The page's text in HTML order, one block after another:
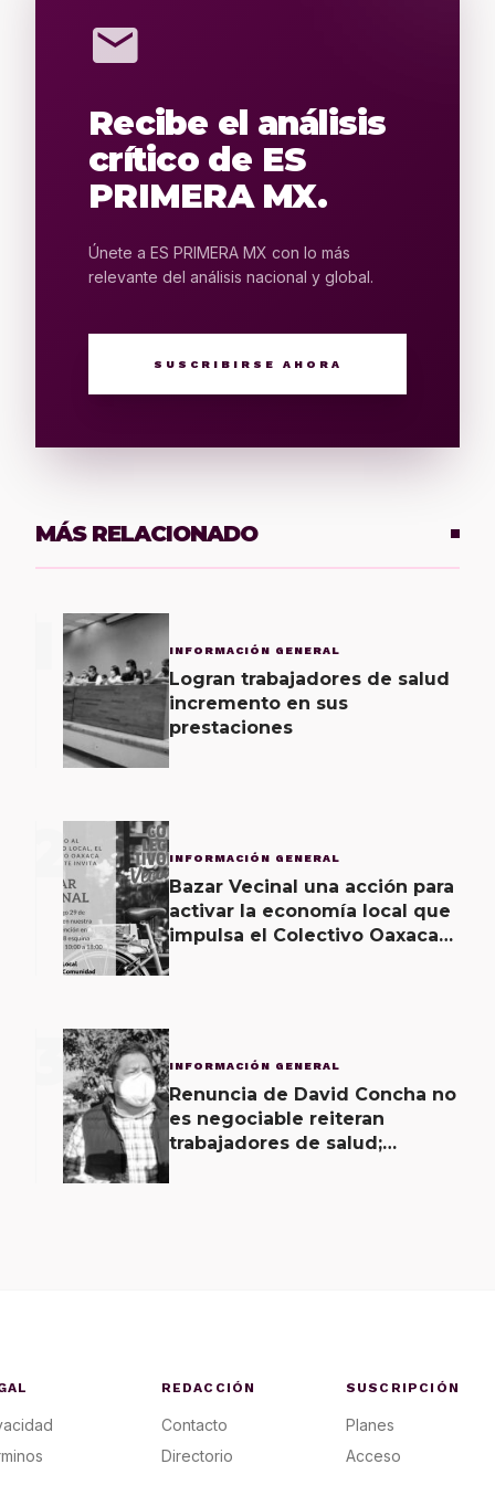
mail
Recibe el análisis
crítico de ES
PRIMERA MX.
Únete a ES PRIMERA MX con lo más
relevante del análisis nacional y global.
SUSCRIBIRSE AHORA
MÁS RELACIONADO
INFORMACIÓN GENERAL
Logran trabajadores de salud
incremento en sus
prestaciones
2 INFORMACIÓN GENERAL
Bazar Vecinal una acción para
activar la economía local que
impulsa el Colectivo Oaxaca
3 INFORMACIÓN GENERAL
Renuncia de David Concha no
es negociable reiteran
trabajadores de salud;
REDACCIÓN
Contacto
Directorio
SUSCRIPCIÓN
Planes
Acceso